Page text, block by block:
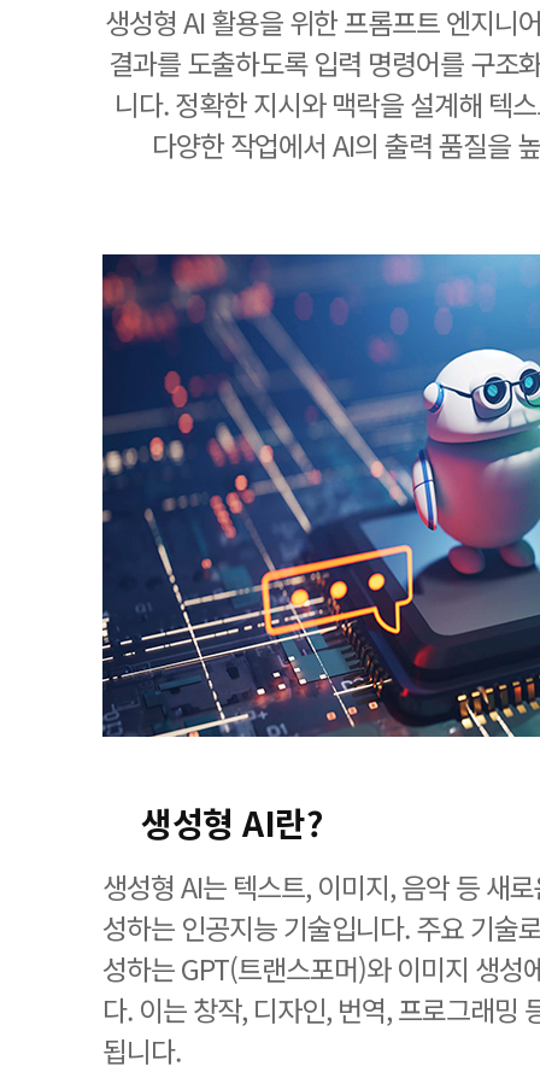
생성형 AI 활용을 위한 프롬프트 엔지니
결과를 도출하도록 입력 명령어를 구조
니다. 정확한 지시와 맥락을 설계해 텍
다양한 작업에서 AI의 출력 품질을
생성형 AI란?
생성형 AI는 텍스트, 이미지, 음악 등 새
성하는 인공지능 기술입니다. 주요 기술
성하는 GPT(트랜스포머)와 이미지 생성
다. 이는 창작, 디자인, 번역, 프로그래밍
됩니다.